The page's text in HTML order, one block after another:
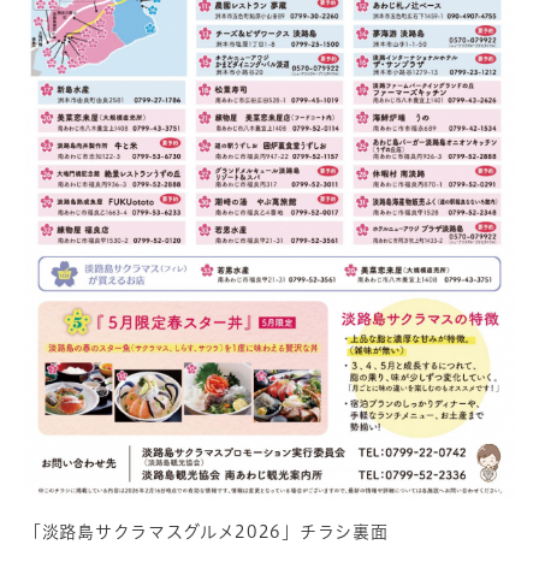
「淡路島サクラマスグルメ2026」チラシ裏面